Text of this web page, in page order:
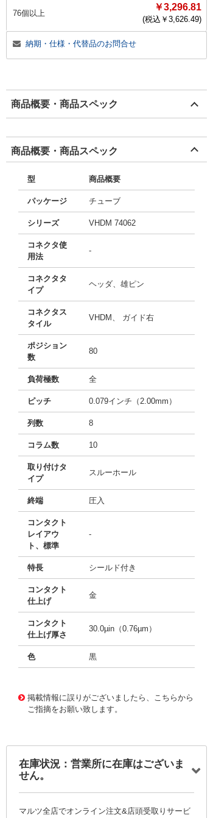
76個以上
￥3,296.81
(税込￥ 3,626.49)
納期・仕様・代替品のお問合せ
商品概要・商品スペック
商品概要・商品スペック
型 商品概要
パッケージ チューブ
シリーズ VHDM 74062
コネクタ使
用法
-
コネクタタ
イプ
ヘッダ、雄ピン
コネクタス
タイル
VHDM、 ガイド右
ポジション
数
80
負荷極数 全
ピッチ 0.079インチ（2.00mm）
列数 8
コラム数 10
取り付けタ
イプ
スルーホール
終端 圧入
コンタクト
レイアウ
ト、標準
-
特長 シールド付き
コンタクト
仕上げ
金
コンタクト
仕上げ厚さ
30.0µin（0.76µm）
色 黒
掲載情報に誤りがございましたら、こちらから
ご指摘をお願い致します。
在庫状況：営業所に在庫はございま
せん。
マルツ全店でオンライン注文&店頭受取りサービ